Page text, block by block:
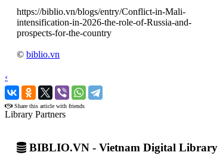
https://biblio.vn/blogs/entry/Conflict-in-Mali-
intensification-in-2026-the-role-of-Russia-and-
prospects-for-the-country
© biblio.vn
‹
›
Share this article with friends
Library Partners
BIBLIO.VN - Vietnam Digital Library